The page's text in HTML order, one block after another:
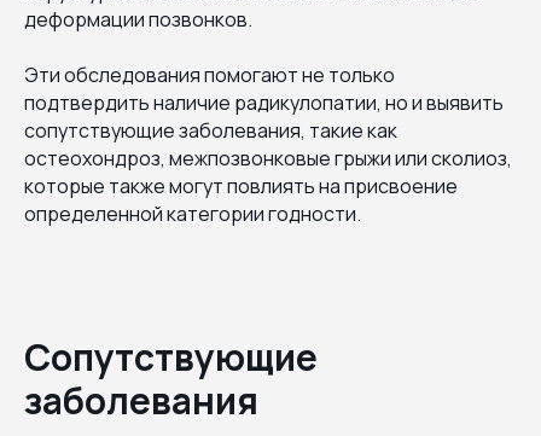
деформации позвонков.
Эти обследования помогают не только
подтвердить наличие радикулопатии, но и выявить
сопутствующие заболевания, такие как
остеохондроз, межпозвонковые грыжи или сколиоз,
которые также могут повлиять на присвоение
определенной категории годности.
Сопутствующие
заболевания